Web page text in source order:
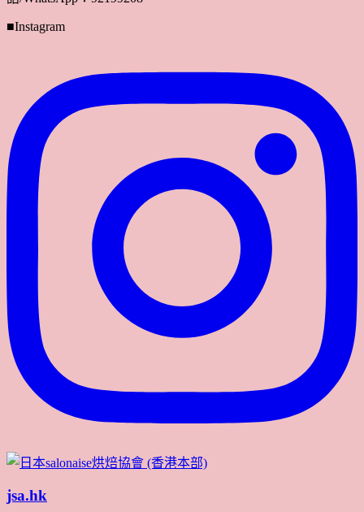
■Instagram
jsa.hk